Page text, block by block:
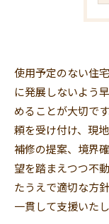
使用予定のない住
に発展しないよう
めることが大切で
頼を受け付け、現
補修の提案、境界
望を踏まえつつ不
たうえで適切な方
一貫して支援いたし